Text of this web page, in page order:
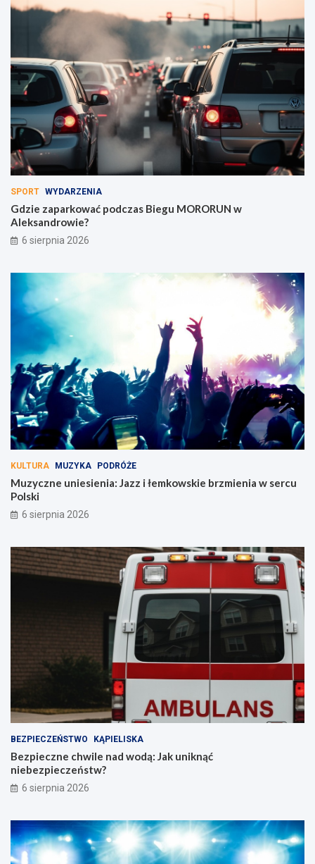
SPORT WYDARZENIA
Gdzie zaparkować podczas Biegu MORORUN w
Aleksandrowie?
6 sierpnia 2026
KULTURA MUZYKA PODRÓŻE
Muzyczne uniesienia: Jazz i łemkowskie brzmienia w sercu
Polski
6 sierpnia 2026
BEZPIECZEŃSTWO KĄPIELISKA
Bezpieczne chwile nad wodą: Jak uniknąć
niebezpieczeństw?
6 sierpnia 2026